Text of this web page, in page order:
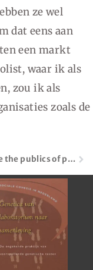
ze wel
dat eens aan
een markt
waar ik als
zou ik als
zoals de
Where are the publics of public health?